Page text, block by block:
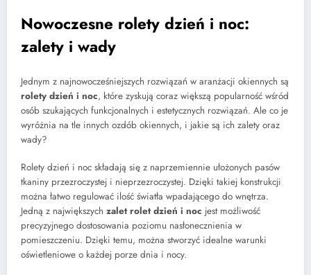
Nowoczesne rolety dzień i noc:
zalety i wady
Jednym z najnowocześniejszych rozwiązań w aranżacji okiennych są
rolety dzień i noc, które zyskują coraz większą popularność wśród
osób szukających funkcjonalnych i estetycznych rozwiązań. Ale co je
wyróżnia na tle innych ozdób okiennych, i jakie są ich zalety oraz
wady?
Rolety dzień i noc składają się z naprzemiennie ułożonych pasów
tkaniny przezroczystej i nieprzezroczystej. Dzięki takiej konstrukcji
można łatwo regulować ilość światła wpadającego do wnętrza.
Jedną z największych zalet rolet dzień i noc jest możliwość
precyzyjnego dostosowania poziomu nasłonecznienia w
pomieszczeniu. Dzięki temu, można stworzyć idealne warunki
oświetleniowe o każdej porze dnia i nocy.